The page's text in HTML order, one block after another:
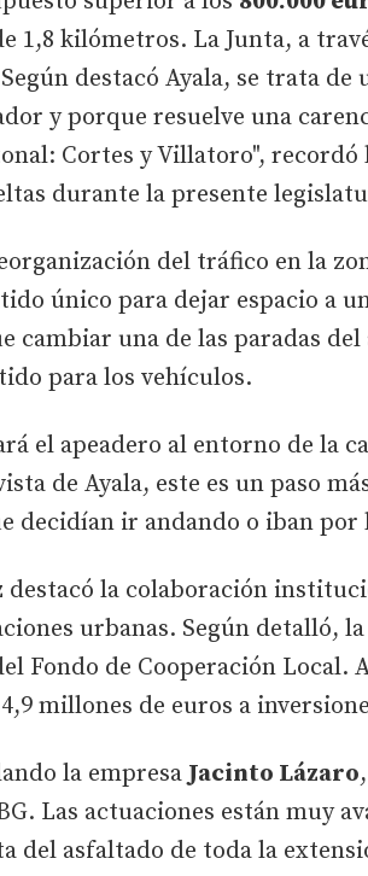
1,8 kilómetros. La Junta, a
destacó Ayala, se trata
y porque resuelve una
Cortes y Villatoro",
durante la presente
del tráfico en la
único para dejar espacio a
cambiar una de las paradas
para los vehículos.
el apeadero al entorno de la
de Ayala, este es un paso
decidían ir andando o iban
destacó la colaboración
urbanas. Según detalló,
Fondo de Cooperación
millones de euros a
la empresa Jacinto Lázaro
Las actuaciones están muy
del asfaltado de toda la